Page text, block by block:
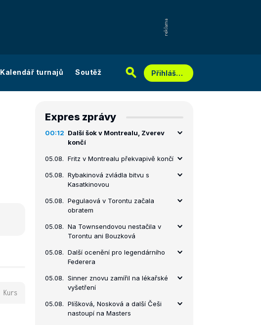
Kalendář turnajů Soutěž Přihlášení
Kurs
Expres zprávy
00:12 Další šok v Montrealu, Zverev
končí
05.08. Fritz v Montrealu překvapivě končí
05.08. Rybakinová zvládla bitvu s
Kasatkinovou
05.08. Pegulaová v Torontu začala
obratem
05.08. Na Townsendovou nestačila v
Torontu ani Bouzková
05.08. Další ocenění pro legendárního
Federera
05.08. Sinner znovu zamířil na lékařské
vyšetření
05.08. Plíšková, Nosková a další Češi
nastoupí na Masters